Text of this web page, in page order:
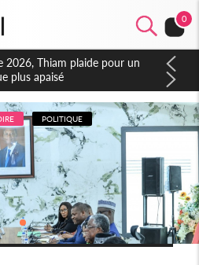
0
2026, les convocations
du samedi
POLITIQUE